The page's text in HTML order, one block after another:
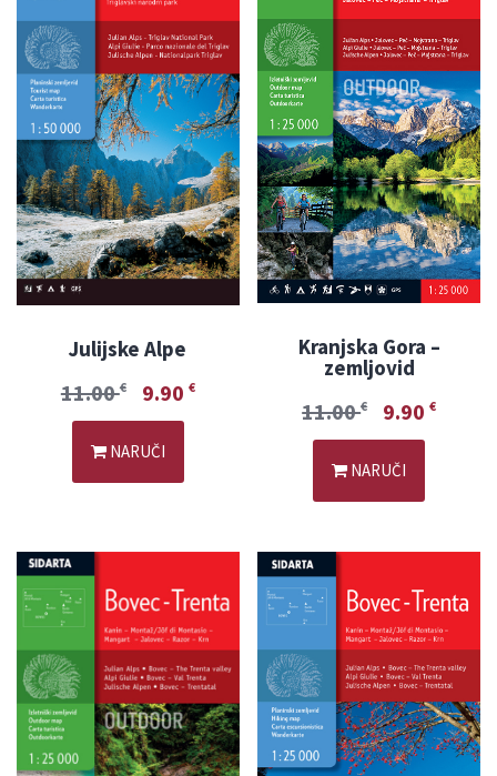
Julijske Alpe
11.00€ 9.90 €
NARUČI
Kranjska Gora –
zemljovid
11.00€ 9.90€
NARUČI